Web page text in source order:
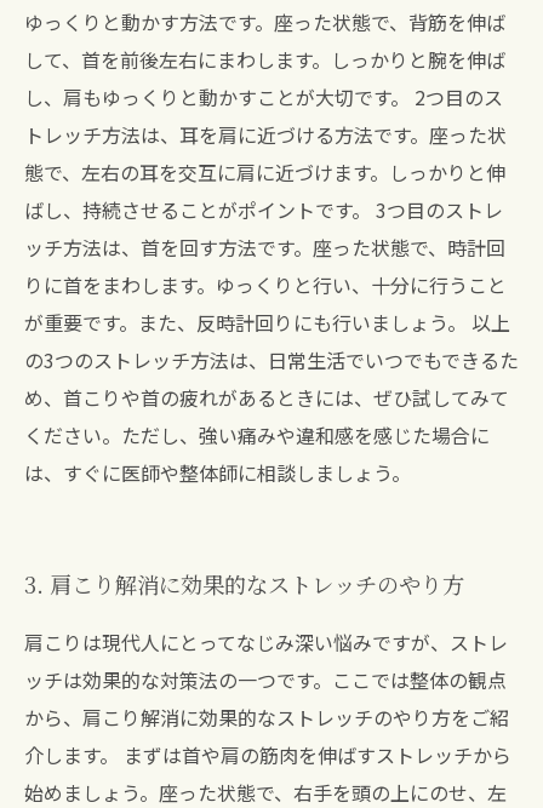
ゆっくりと動かす方法です。座った状態で、背筋を伸ば
して、首を前後左右にまわします。しっかりと腕を伸ば
し、肩もゆっくりと動かすことが大切です。 2つ目のス
トレッチ方法は、耳を肩に近づける方法です。座った状
態で、左右の耳を交互に肩に近づけます。しっかりと伸
ばし、持続させることがポイントです。 3つ目のストレ
ッチ方法は、首を回す方法です。座った状態で、時計回
りに首をまわします。ゆっくりと行い、十分に行うこと
が重要です。また、反時計回りにも行いましょう。 以上
の3つのストレッチ方法は、日常生活でいつでもできるた
め、首こりや首の疲れがあるときには、ぜひ試してみて
ください。ただし、強い痛みや違和感を感じた場合に
は、すぐに医師や整体師に相談しましょう。
3. 肩こり解消に効果的なストレッチのやり方
肩こりは現代人にとってなじみ深い悩みですが、ストレ
ッチは効果的な対策法の一つです。ここでは整体の観点
から、肩こり解消に効果的なストレッチのやり方をご紹
介します。 まずは首や肩の筋肉を伸ばすストレッチから
始めましょう。座った状態で、右手を頭の上にのせ、左